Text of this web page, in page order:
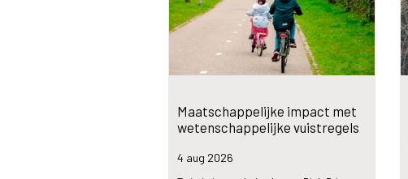
Maatschappelijke impact met
wetenschappelijke vuistregels
4 aug 2026